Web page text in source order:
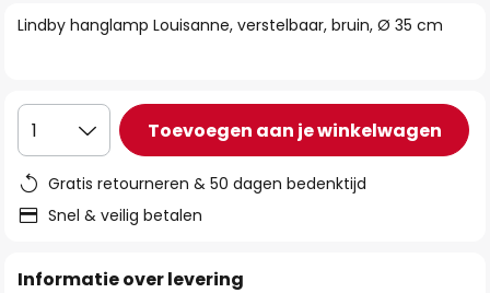
de
Lindby hanglamp Louisanne, verstelbaar, bruin, Ø 35 cm
1 Toevoegen aan je winkelwagen
Gratis retourneren & 50 dagen bedenktijd
Snel & veilig betalen
Informatie over levering